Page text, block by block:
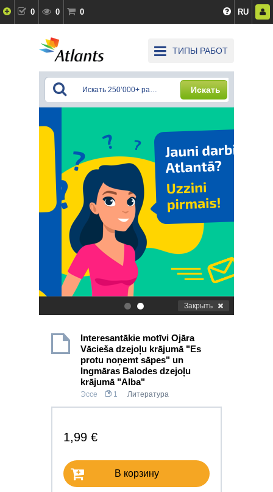
0 0 0 RU
ТИПЫ РАБОТ
Искать
. Закрыть
Interesantākie motīvi Ojāra
Vācieša dzejoļu krājumā "Es
protu noņemt sāpes" un
Ingmāras Balodes dzejoļu
krājumā "Alba"
Эссе 1 Литература
1,99 €
В корзину